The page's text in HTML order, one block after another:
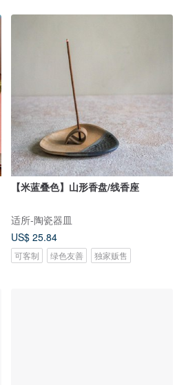
【米蓝叠色】山形香盘/线香座
适所-陶瓷器皿
US$ 25.84
可客制 绿色友善 独家贩售